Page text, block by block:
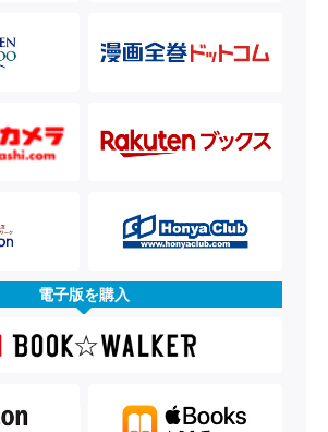
電子版を購入